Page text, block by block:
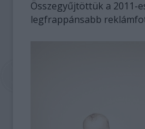
Összegyűjtöttük a 2011-
legfrappánsabb